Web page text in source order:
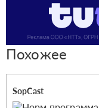
Похожее
SopCast